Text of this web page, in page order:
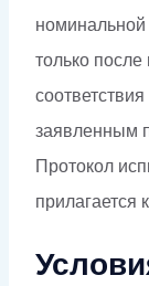
номинальной
только
заявленным
Протокол
прилагается